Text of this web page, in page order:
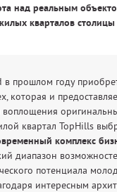
над реальным
кварталов
в прошлом году
которая и
воплощения
квартал TopHills
комплекс
диапазон
потенциала
интересным